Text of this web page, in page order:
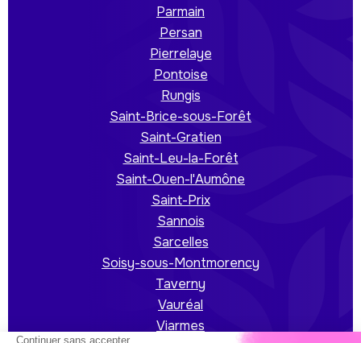
Parmain
Persan
Pierrelaye
Pontoise
Rungis
Saint-Brice-sous-Forêt
Saint-Gratien
Saint-Leu-la-Forêt
Saint-Ouen-l'Aumône
Saint-Prix
Sannois
Sarcelles
Soisy-sous-Montmorency
Taverny
Vauréal
Viarmes